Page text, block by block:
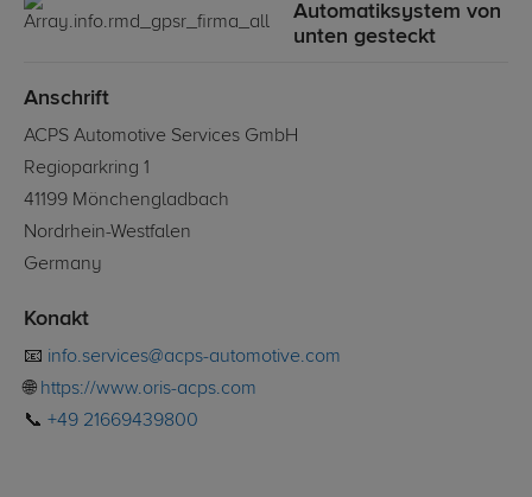
Automatiksystem von
unten gesteckt
Anschrift
ACPS Automotive Services GmbH
Regioparkring 1
41199 Mönchengladbach
Nordrhein-Westfalen
Germany
Konakt
📧 info.services@acps-automotive.com
🌐 https://www.oris-acps.com
📞 +49 21669439800